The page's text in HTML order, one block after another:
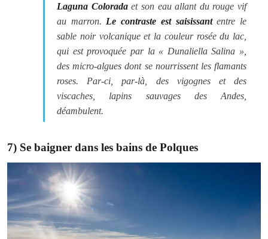
Laguna Coloradaet son eau allant du rouge vif
au marron. Le contraste est saisissantentre le
sable noir volcanique et la couleur rosée du lac,
qui est provoquée par la « Dunaliella Salina »,
des micro-algues dont se nourrissent les flamants
roses. Par-ci, par-là, des vigognes et des
viscaches, lapins sauvages des Andes,
déambulent.
7) Se baigner dans les bains de Polques